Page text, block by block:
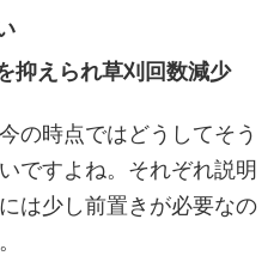
抑えられ草刈回数減少
の時点ではどうしてそう
ですよね。それぞれ説明
は少し前置きが必要なの